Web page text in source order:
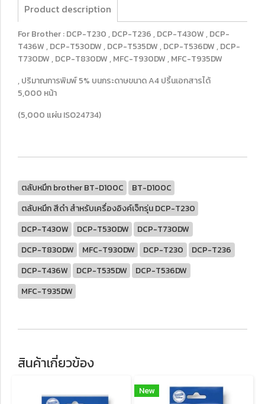
Product description
For Brother : DCP-T230 , DCP-T236 , DCP-T430W , DCP-
T436W , DCP-T530DW , DCP-T535DW , DCP-T536DW , DCP-
T730DW , DCP-T830DW , MFC-T930DW , MFC-T935DW
, ปริมาณการพิมพ์ 5% บนกระดาษขนาด A4 ปริ้นเอกสารได้
5,000 หน้า
(5,000 แผ่น ISO24734)
ตลับหมึก brother BT-D100C
BT-D100C
ตลับหมึก สีดำ สำหรับเครื่องอิงค์เจ็ทรุ่น DCP-T230
DCP-T430W
DCP-T530DW
DCP-T730DW
DCP-T830DW
MFC-T930DW DCP-T230
DCP-T236
DCP-T436W
DCP-T535DW
DCP-T536DW
MFC-T935DW
สินค้าเกี่ยวข้อง
New